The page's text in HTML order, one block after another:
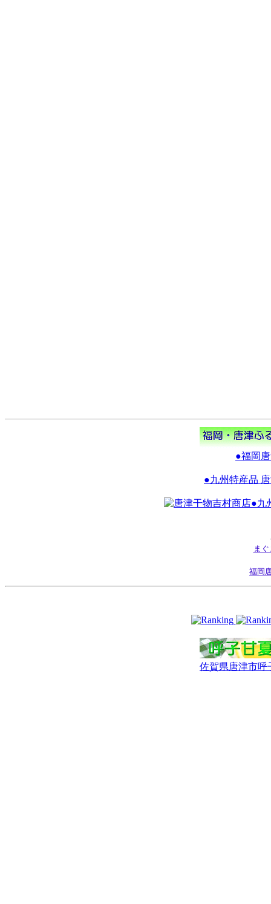
●福岡
●九州特産品
●九
ま
福岡
佐賀県唐津市呼